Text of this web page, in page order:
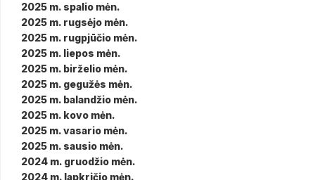
2025 m. spalio mėn.
2025 m. rugsėjo mėn.
2025 m. rugpjūčio mėn.
2025 m. liepos mėn.
2025 m. birželio mėn.
2025 m. gegužės mėn.
2025 m. balandžio mėn.
2025 m. kovo mėn.
2025 m. vasario mėn.
2025 m. sausio mėn.
2024 m. gruodžio mėn.
2024 m. lapkričio mėn.